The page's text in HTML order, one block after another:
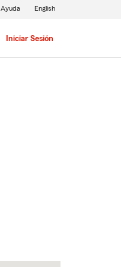
Iniciar Sesión
Ayuda English